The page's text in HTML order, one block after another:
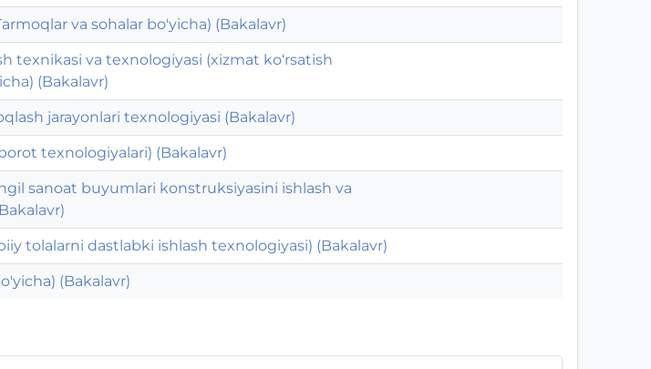
va sohalar bo'yicha) (Bakalavr)
texnikasi va texnologiyasi (xizmat ko‘rsatish
(Bakalavr)
jarayonlari texnologiyasi (Bakalavr)
texnologiyalari) (Bakalavr)
sanoat buyumlari konstruksiyasini ishlash va
tolalarni dastlabki ishlash texnologiyasi) (Bakalavr)
(Bakalavr)